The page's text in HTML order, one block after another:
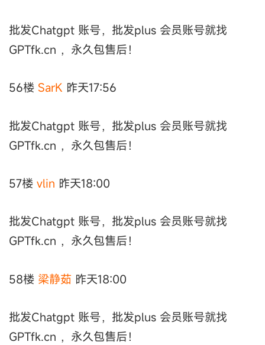
批发Chatgpt 账号，批发plus 会员账号就找
GPTfk.cn ，永久包售后！
56楼 SarK 昨天17:56
批发Chatgpt 账号，批发plus 会员账号就找
GPTfk.cn ，永久包售后！
57楼 vlin 昨天18:00
批发Chatgpt 账号，批发plus 会员账号就找
GPTfk.cn ，永久包售后！
58楼 梁静茹 昨天18:00
批发Chatgpt 账号，批发plus 会员账号就找
GPTfk.cn ，永久包售后！